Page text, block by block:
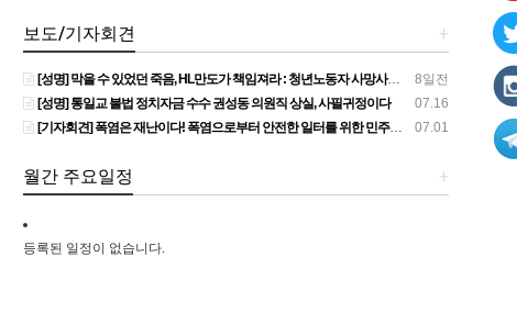
+
보도/기자회견
8일전
[성명] 막을 수 있었던 죽음, HL만도가 책임져라 : 청년노동자 사망사고의 철저한 진상규명과 재발방지 대책 마련하라
07.16
[성명] 통일교 불법 정치자금 수수 권성동 의원직 상실, 사필귀정이다
07.01
[기자회견] 폭염은 재난이다! 폭염으로부터 안전한 일터를 위한 민주노총 강원지역본부 폭염감시단 선포 기자회견
+
월간 주요일정
등록된 일정이 없습니다.